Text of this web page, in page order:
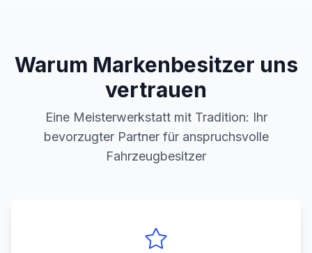
Warum Markenbesitzer uns
vertrauen
Eine Meisterwerkstatt mit Tradition: Ihr
bevorzugter Partner für anspruchsvolle
Fahrzeugbesitzer